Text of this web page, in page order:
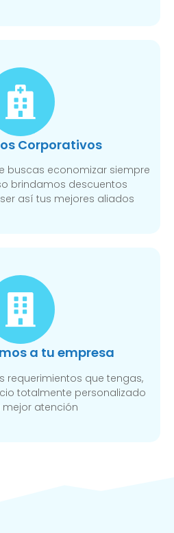
Corporativos
buscas economizar siempre
brindamos descuentos
así tus mejores aliados
a tu empresa
requerimientos que tengas,
totalmente personalizado
atención